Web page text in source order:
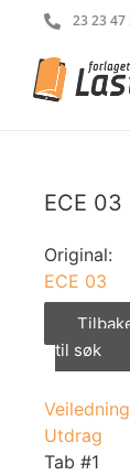
23 23 47
ECE 03
Original:
ECE 03
til søk
Veiledning
Utdrag
Tab #1